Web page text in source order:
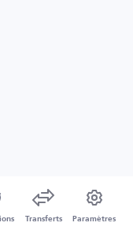
Transferts Paramètres